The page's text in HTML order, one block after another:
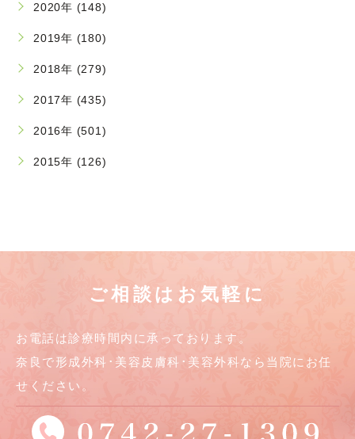
2020年 (148)
2019年 (180)
2018年 (279)
2017年 (435)
2016年 (501)
2015年 (126)
ご相談はお気軽に
お電話は診療時間内に承っております。
奈良で形成外科･美容皮膚科･美容外科なら当院にお任
せください。